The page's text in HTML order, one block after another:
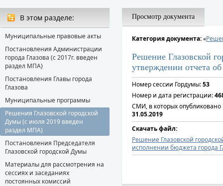
В этом разделе:
Муниципальные правовые акты
Постановления Администрации
города Глазова (с 2017г. введен
раздел МПА)
Постановления Главы города
Глазова
Муниципальные программы
Решения Глазовской городской
Думы (с июля 2019 введен
раздел МПА)
Постановления Председателя
Глазовской городской Думы
Материалы для рассмотрения на
сессиях и заседаниях
постоянных комиссий
Просмотр документа
Категория документа:«
Решение Глазовской
утверждении отчета
Номер сессии Гордумы:53
Номер и дата регистрации:
СМИ, в которых
31.05.2019
Скачать файл:
Решение Глазовской
исполнении бюджета города